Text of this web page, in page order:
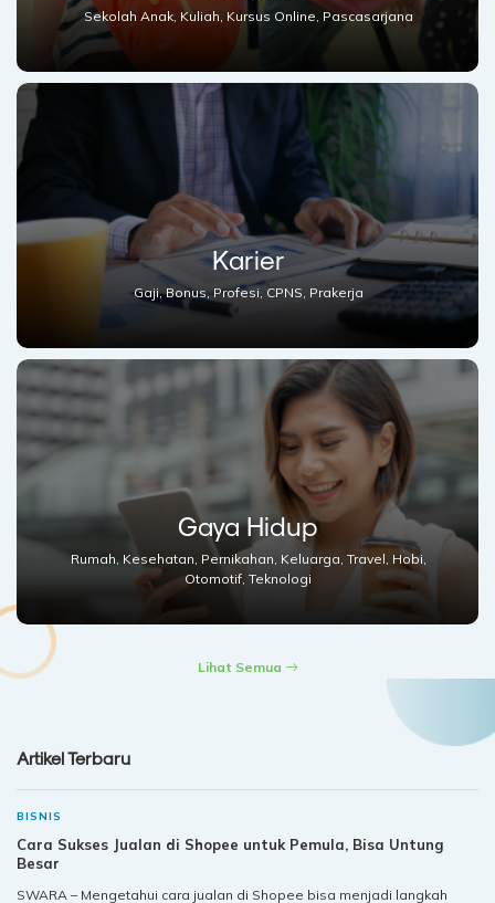
Sekolah Anak, Kuliah, Kursus Online, Pascasarjana
Karier
Gaji, Bonus, Profesi, CPNS, Prakerja
Gaya Hidup
Rumah, Kesehatan, Pernikahan, Keluarga, Travel, Hobi,
Otomotif, Teknologi
Lihat Semua
Artikel Terbaru
BISNIS
Cara Sukses Jualan di Shopee untuk Pemula, Bisa Untung
Besar
SWARA – Mengetahui cara jualan di Shopee bisa menjadi langkah